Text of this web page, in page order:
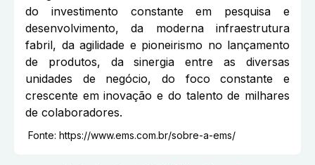
do investimento constante em pesquisa e
desenvolvimento, da moderna infraestrutura
fabril, da agilidade e pioneirismo no lançamento
de produtos, da sinergia entre as diversas
unidades de negócio, do foco constante e
crescente em inovação e do talento de milhares
de colaboradores.
Fonte: https://www.ems.com.br/sobre-a-ems/